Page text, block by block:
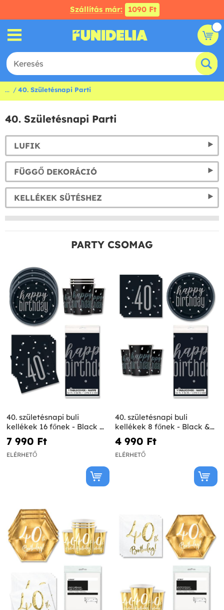
Szállítás már: 1090 Ft
... 40. Születésnapi Parti
40. Születésnapi Parti
LUFIK
FÜGGŐ DEKORÁCIÓ
KELLÉKEK SÜTÉSHEZ
PARTY CSOMAG
40. születésnapi buli
kellékek 16 főnek - Black &
Silver Glitz
7 990 Ft‎
ELÉRHETŐ
40. születésnapi buli
kellékek 8 főnek - Black &
Silver Glitz
4 990 Ft‎
ELÉRHETŐ